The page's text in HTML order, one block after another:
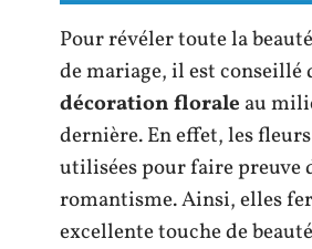
Pour révéler toute la
de mariage, il est conseillé
décoration florale au
dernière. En effet, les
utilisées pour faire preuve
romantisme. Ainsi, elles
excellente touche de